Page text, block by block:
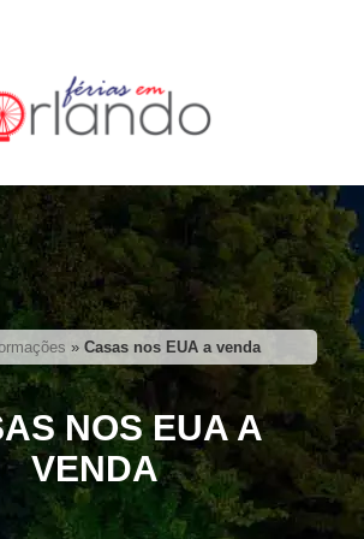
» Casas nos EUA a venda
NOS EUA A
VENDA